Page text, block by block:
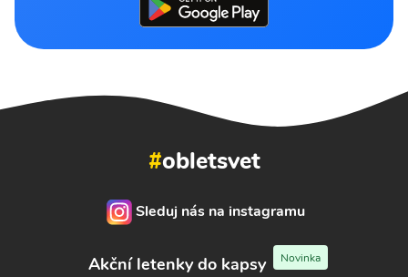
#obletsvet
Sleduj nás na instagramu
Akční letenky do kapsy Novinka